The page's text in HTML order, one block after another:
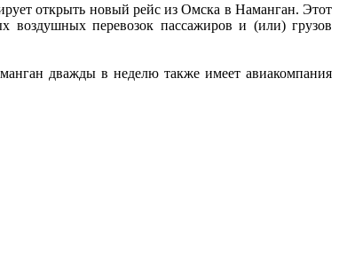
открыть новый рейс из Омска в Наманган. Этот
воздушных перевозок пассажиров и (или) грузов
дважды в неделю также имеет авиакомпания